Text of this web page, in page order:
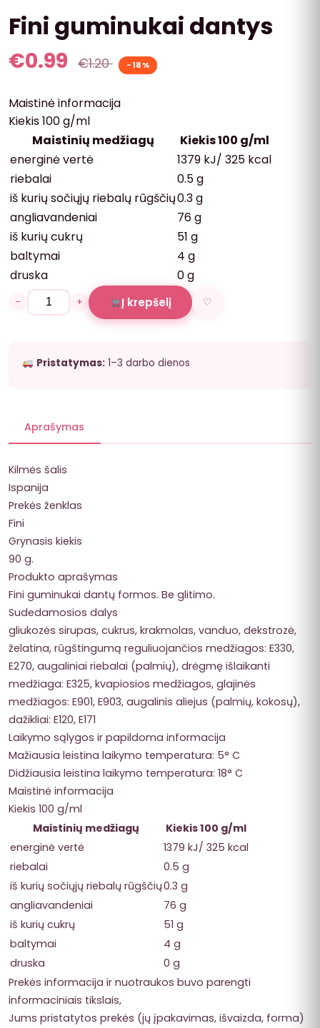
Fini guminukai dantys
€0.99 €1.20 -18%
Maistinė informacija
Kiekis 100 g/ml
Maistinių medžiagų
Kiekis 100 g/ml
energinė vertė
1379 kJ/ 325 kcal
riebalai
0.5 g
iš kurių sočiųjų riebalų rūgščių0.3 g
angliavandeniai
76 g
iš kurių cukrų
51 g
baltymai
4 g
druska
0 g
− + Į krepšelį ♡
Pristatymas:1–3 darbo dienos
Aprašymas
Kilmės šalis
Ispanija
Prekės ženklas
Fini
Grynasis kiekis
90 g.
Produkto aprašymas
Fini guminukai dantų formos. Be glitimo.
Sudedamosios dalys
gliukozės sirupas, cukrus, krakmolas, vanduo, dekstrozė,
želatina, rūgštingumą reguliuojančios medžiagos: E330,
E270, augaliniai riebalai (palmių), drėgmę išlaikanti
medžiaga: E325, kvapiosios medžiagos, glajinės
medžiagos: E901, E903, augalinis aliejus (palmių, kokosų),
dažikliai: E120, E171
Laikymo sąlygos ir papildoma informacija
Mažiausia leistina laikymo temperatura: 5° C
Didžiausia leistina laikymo temperatura: 18° C
Maistinė informacija
Kiekis 100 g/ml
Maistinių medžiagų
Kiekis 100 g/ml
energinė vertė
1379 kJ/ 325 kcal
riebalai
0.5 g
iš kurių sočiųjų riebalų rūgščių0.3 g
angliavandeniai
76 g
iš kurių cukrų
51 g
baltymai
4 g
druska
0 g
Prekės informacija ir nuotraukos buvo parengti
informaciniais tikslais,
Jums pristatytos prekės (jų įpakavimas, išvaizda, forma)